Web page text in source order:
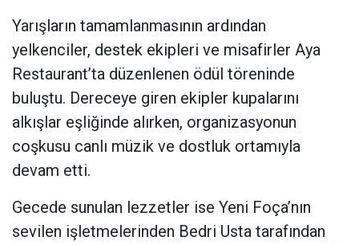
Yarışların tamamlanmasının ardından
yelkenciler, destek ekipleri ve misafirler Aya
Restaurant’ta düzenlenen ödül töreninde
buluştu. Dereceye giren ekipler kupalarını
alkışlar eşliğinde alırken, organizasyonun
coşkusu canlı müzik ve dostluk ortamıyla
devam etti.
Gecede sunulan lezzetler ise Yeni Foça’nın
sevilen işletmelerinden Bedri Usta tarafından